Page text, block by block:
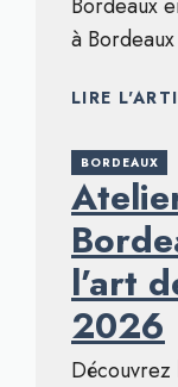
à
LIRE
BORDEAUX
l’art
2026